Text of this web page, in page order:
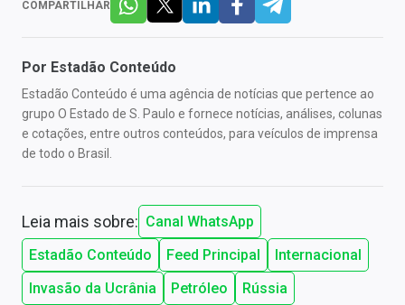
COMPARTILHAR
Por Estadão Conteúdo
Estadão Conteúdo é uma agência de notícias que pertence ao
grupo O Estado de S. Paulo e fornece notícias, análises, colunas
e cotações, entre outros conteúdos, para veículos de imprensa
de todo o Brasil.
Leia mais sobre: Canal WhatsApp
Estadão Conteúdo
Feed Principal
Internacional
Invasão da Ucrânia
Petróleo
Rússia